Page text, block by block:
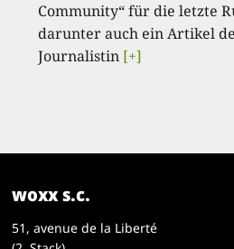
Community“ für die letzte
darunter auch ein Artikel
Journalistin [+]
woxx s.c.
51, avenue de la Liberté